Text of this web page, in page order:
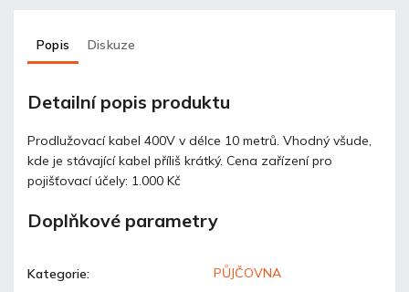
Popis Diskuze
Detailní popis produktu
Prodlužovací kabel 400V v délce 10 metrů. Vhodný všude,
kde je stávající kabel příliš krátký. Cena zařízení pro
pojišťovací účely: 1.000 Kč
Doplňkové parametry
Kategorie:
PŮJČOVNA